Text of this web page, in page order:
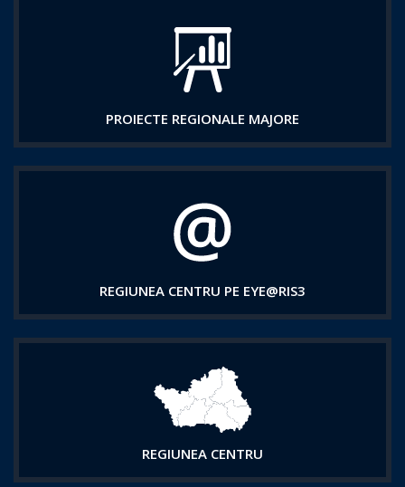
PROIECTE REGIONALE MAJORE
REGIUNEA CENTRU PE EYE@RIS3
REGIUNEA CENTRU